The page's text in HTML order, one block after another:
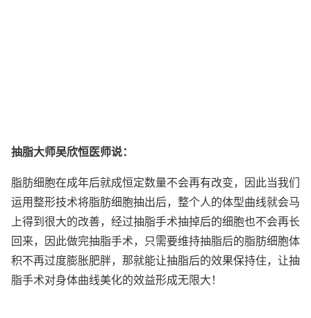
抽脂大师吴欣恒医师说：
脂肪细胞在成年后就成恒定数量不会再有改变，因此当我们
运用整形技术将脂肪细胞抽出后，整个人的体型曲线就会马
上得到很大的改善，经过抽脂手术抽掉后的细胞也不会再长
回来，因此做完抽脂手术，只需要维持抽脂后的脂肪细胞体
积不再过度膨胀肥胖，那就能让抽脂后的效果保持住，让抽
脂手术对身体曲线美化的效益形成无限大！